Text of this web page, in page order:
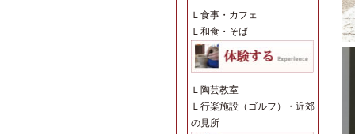
Ｌ 食事・カフェ
Ｌ 和食・そば
Ｌ 陶芸教室
Ｌ 行楽施設（ゴルフ）・近郊
の見所